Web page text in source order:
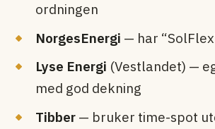
ordningen
NorgesEnergi — har
Lyse Energi (Vestlandet) —
med god dekning
Tibber — bruker time-spot